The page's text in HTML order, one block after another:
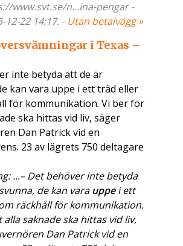
www.svt.se/n...ina-pengar -
12-22 14:17. - Utan betalvägg »
i Texas –
inte betyda att de är
kan vara uppe i ett träd eller
för kommunikation. Vi ber för
ska hittas vid liv, säger
Dan Patrick vid en
23 av lägrets 750 deltagare
...– Det behöver inte betyda
de kan varauppei ett
räckhåll för kommunikation.
alla saknade ska hittas vid liv,
Dan Patrick vid en